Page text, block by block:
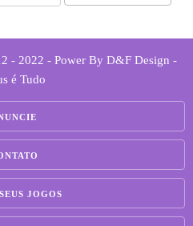
- 2022 - Power By D&F Design -
é Tudo
JOGOS